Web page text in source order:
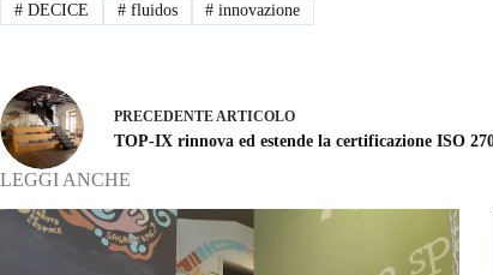
#DECICE #fluidos # innovazione
PRECEDENTEARTICOLO
TOP-IX rinnova ed estende la certificazione ISO
LEGGI ANCHE